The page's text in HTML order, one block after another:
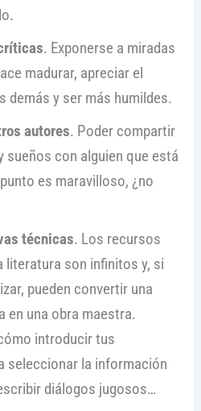
. Exponerse a miradas
madurar, apreciar el
demás y ser más humildes.
autores. Poder compartir
sueños con alguien que está
es maravilloso, ¿no
técnicas. Los recursos
literatura son infinitos y, si
pueden convertir una
en una obra maestra.
introducir tus
seleccionar la información
diálogos jugosos…